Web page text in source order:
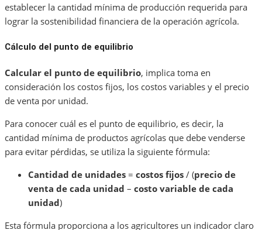
establecer la cantidad mínima de producción requerida para
lograr la sostenibilidad financiera de la operación agrícola.
Cálculo del punto de equilibrio
Calcular el punto de equilibrio, implica toma en
consideración los costos fijos, los costos variables y el precio
de venta por unidad.
Para conocer cuál es el punto de equilibrio, es decir, la
cantidad mínima de productos agrícolas que debe venderse
para evitar pérdidas, se utiliza la siguiente fórmula:
Cantidad de unidades = costos fijos / (precio de
venta de cada unidad – costo variable de cada
unidad)
Esta fórmula proporciona a los agricultores un indicador claro